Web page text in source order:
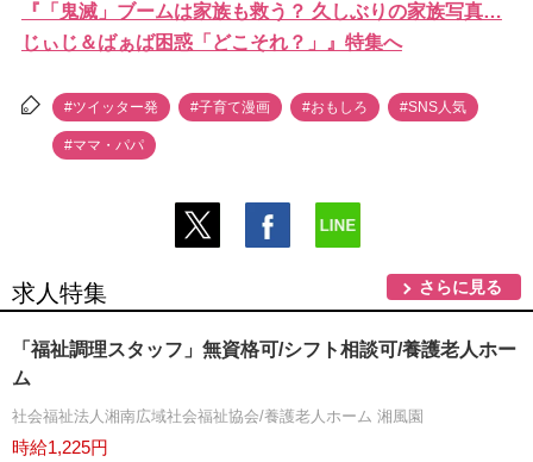
『「鬼滅」ブームは家族も救う？ 久しぶりの家族写真…
じぃじ＆ばぁば困惑「どこそれ？」』特集へ
#ツイッター発 #子育て漫画 #おもしろ #SNS人気
#ママ・パパ
求人特集 さらに見る
「福祉調理スタッフ」無資格可/シフト相談可/養護老人ホー
ム
社会福祉法人湘南広域社会福祉協会/養護老人ホーム 湘風園
時給1,225円